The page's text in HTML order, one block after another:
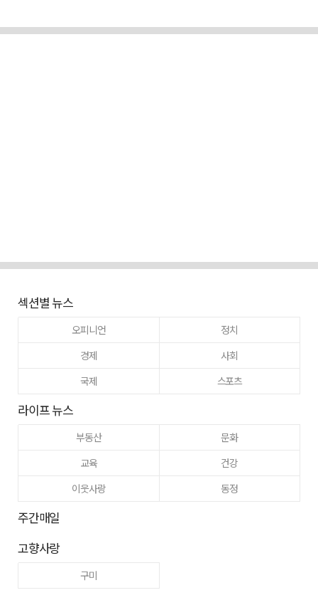
섹션별 뉴스
오피니언
정치
경제
사회
국제
스포츠
라이프 뉴스
부동산
문화
교육
건강
이웃사랑
동정
주간매일
고향사랑
구미